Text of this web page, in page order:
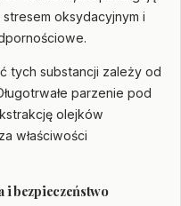
oksydacyjnym i
tych substancji zależy od
parzenie pod
olejków
właściwości
i bezpieczeństwo